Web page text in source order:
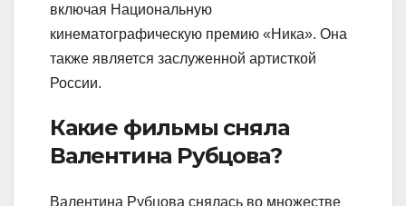
включая Национальную
кинематографическую премию «Ника». Она
также является заслуженной артисткой
России.
Какие фильмы сняла
Валентина Рубцова?
Валентина Рубцова снялась во множестве